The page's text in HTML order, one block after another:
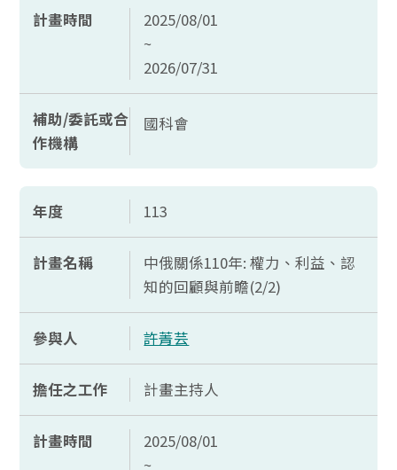
計畫時間
2025/08/01
~
2026/07/31
補助/委託或合
作機構
國科會
年度 113
計畫名稱
中俄關係110年: 權力、利益、認
知的回顧與前瞻(2/2)
參與人 許菁芸
擔任之工作 計畫主持人
計畫時間
2025/08/01
~